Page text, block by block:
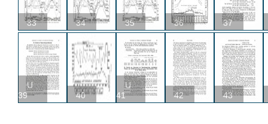
33 34 35 36 37
U
39
40
U
41
42 43